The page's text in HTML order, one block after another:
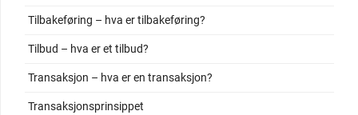
Tilbakeføring – hva er tilbakeføring?
Tilbud – hva er et tilbud?
Transaksjon – hva er en transaksjon?
Transaksjonsprinsippet